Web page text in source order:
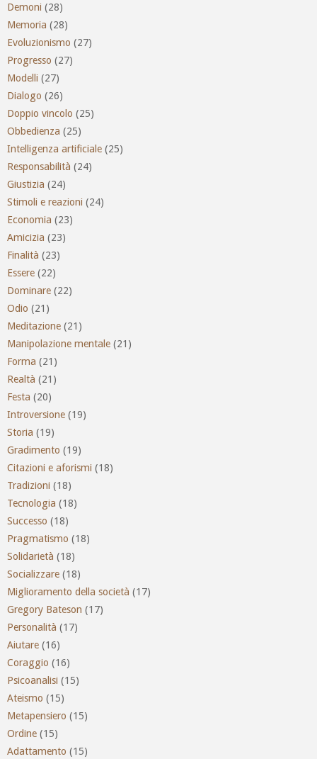
Demoni (28)
Memoria (28)
Evoluzionismo (27)
Progresso (27)
Modelli (27)
Dialogo (26)
Doppio vincolo (25)
Obbedienza (25)
Intelligenza artificiale (25)
Responsabilità (24)
Giustizia (24)
Stimoli e reazioni (24)
Economia (23)
Amicizia (23)
Finalità (23)
Essere (22)
Dominare (22)
Odio (21)
Meditazione (21)
Manipolazione mentale (21)
Forma (21)
Realtà (21)
Festa (20)
Introversione (19)
Storia (19)
Gradimento (19)
Citazioni e aforismi (18)
Tradizioni (18)
Tecnologia (18)
Successo (18)
Pragmatismo (18)
Solidarietà (18)
Socializzare (18)
Miglioramento della società (17)
Gregory Bateson (17)
Personalità (17)
Aiutare (16)
Coraggio (16)
Psicoanalisi (15)
Ateismo (15)
Metapensiero (15)
Ordine (15)
Adattamento (15)